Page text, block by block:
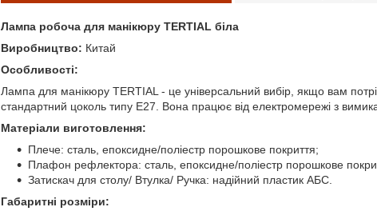
Лампа робоча для манікюру TERTIAL біла
Виробництво: Китай
Особливості:
Лампа для манікюру TERTIAL - це універсальний вибір, якщо вам
стандартний цоколь типу Е27. Вона працює від електромережі з
Матеріали виготовлення:
Плече: сталь, епоксидне/поліестр порошкове покриття;
Плафон рефлектора: сталь, епоксидне/поліестр порошкове
Затискач для столу/ Втулка/ Ручка: надійний пластик АБС.
Габаритні розміри: